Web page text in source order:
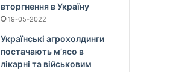
вторгнення в Україну
19-05-2022
Українські агрохолдинги
постачають м’ясо в
лікарні та військовим